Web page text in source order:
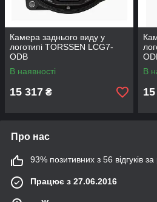
Камера заднього виду у
логотипі TORSSEN LCG7-
ODB
В наявності
15 317 ₴
В
Про нас
93% позитивних з 56 відгуків за
Працює з 27.06.2016